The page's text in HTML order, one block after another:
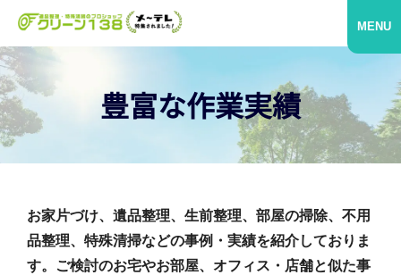
MENU
豊富な作業実績
お家片づけ、遺品整理、生前整理、部屋の掃除、不用
品整理、特殊清掃などの事例・実績を紹介しておりま
す。ご検討のお宅やお部屋、オフィス・店舗と似た事